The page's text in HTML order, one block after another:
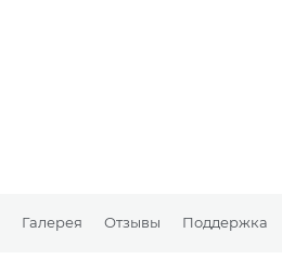
Галерея Отзывы Поддержка